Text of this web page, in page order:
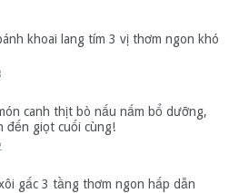
khoai lang tím 3 vị thơm ngon khó
canh thịt bò nấu nấm bổ dưỡng,
đến giọt cuối cùng!
gấc 3 tầng thơm ngon hấp dẫn